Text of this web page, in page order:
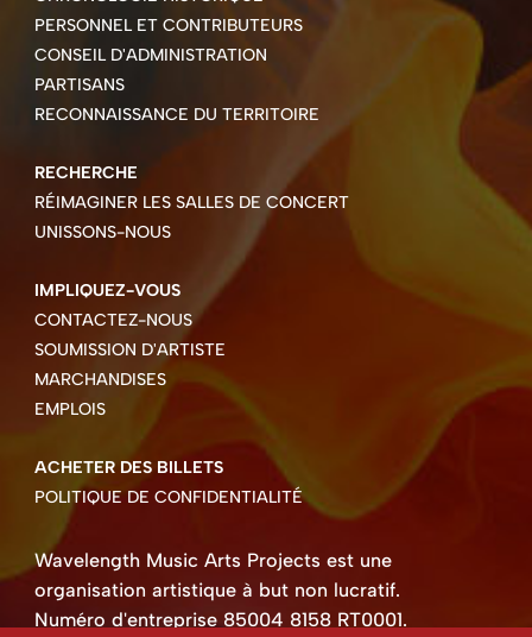
PERSONNEL ET CONTRIBUTEURS
CONSEIL D'ADMINISTRATION
PARTISANS
RECONNAISSANCE DU TERRITOIRE
RECHERCHE
RÉIMAGINER LES SALLES DE CONCERT
UNISSONS-NOUS
IMPLIQUEZ-VOUS
CONTACTEZ-NOUS
SOUMISSION D'ARTISTE
MARCHANDISES
EMPLOIS
ACHETER DES BILLETS
POLITIQUE DE CONFIDENTIALITÉ
Wavelength Music Arts Projects est une
organisation artistique à but non lucratif.
Numéro d'entreprise 85004 8158 RT0001.